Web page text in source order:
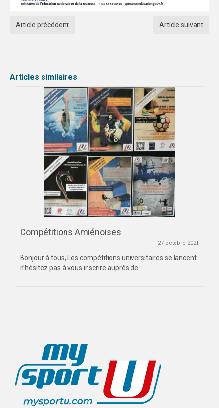
Article précédent Article suivant
Articles similaires
Compétitions Amiénoises
27 octobre 2021
Bonjour à tous, Les compétitions universitaires se lancent,
n’hésitez pas à vous inscrire auprès de...